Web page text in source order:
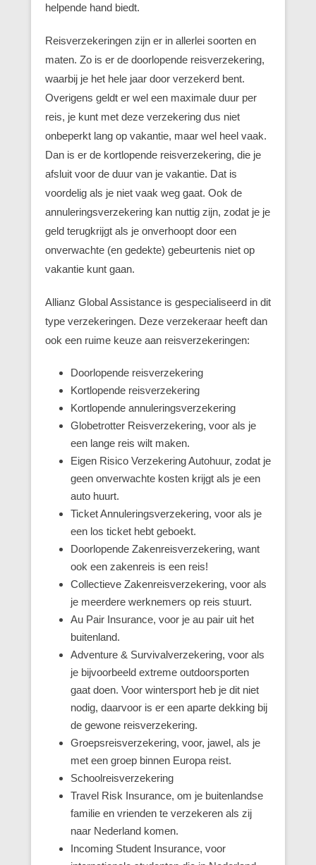
helpende hand biedt.
Reisverzekeringen zijn er in allerlei soorten en
maten. Zo is er de doorlopende reisverzekering,
waarbij je het hele jaar door verzekerd bent.
Overigens geldt er wel een maximale duur per
reis, je kunt met deze verzekering dus niet
onbeperkt lang op vakantie, maar wel heel vaak.
Dan is er de kortlopende reisverzekering, die je
afsluit voor de duur van je vakantie. Dat is
voordelig als je niet vaak weg gaat. Ook de
annuleringsverzekering kan nuttig zijn, zodat je je
geld terugkrijgt als je onverhoopt door een
onverwachte (en gedekte) gebeurtenis niet op
vakantie kunt gaan.
Allianz Global Assistance is gespecialiseerd in dit
type verzekeringen. Deze verzekeraar heeft dan
ook een ruime keuze aan reisverzekeringen:
Doorlopende reisverzekering
Kortlopende reisverzekering
Kortlopende annuleringsverzekering
Globetrotter Reisverzekering, voor als je
een lange reis wilt maken.
Eigen Risico Verzekering Autohuur, zodat je
geen onverwachte kosten krijgt als je een
auto huurt.
Ticket Annuleringsverzekering, voor als je
een los ticket hebt geboekt.
Doorlopende Zakenreisverzekering, want
ook een zakenreis is een reis!
Collectieve Zakenreisverzekering, voor als
je meerdere werknemers op reis stuurt.
Au Pair Insurance, voor je au pair uit het
buitenland.
Adventure & Survivalverzekering, voor als
je bijvoorbeeld extreme outdoorsporten
gaat doen. Voor wintersport heb je dit niet
nodig, daarvoor is er een aparte dekking bij
de gewone reisverzekering.
Groepsreisverzekering, voor, jawel, als je
met een groep binnen Europa reist.
Schoolreisverzekering
Travel Risk Insurance, om je buitenlandse
familie en vrienden te verzekeren als zij
naar Nederland komen.
Incoming Student Insurance, voor